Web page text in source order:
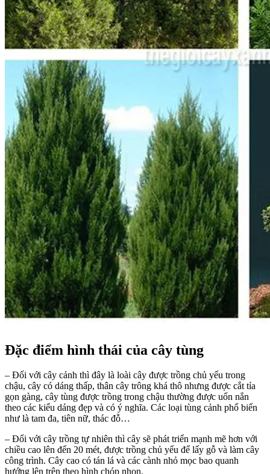
Đặc điểm hình thái của cây tùng
– Đối với cây cảnh thì đây là loài cây được trồng chủ yếu trong
chậu, cây có dáng thấp, thân cây trông khá thô nhưng được cắt tỉa
gọn gàng, cây tùng được trồng trong chậu thường được uốn nắn
theo các kiểu dáng đẹp và có ý nghĩa. Các loại tùng cảnh phổ biến
như là tam đa, tiên nữ, thác đỗ…
– Đối với cây trồng tự nhiên thì cây sẽ phát triển mạnh mẽ hơn với
chiều cao lên đến 20 mét, được trồng chủ yếu để lấy gỗ và làm cây
công trình. Cây cao có tán lá và các cành nhỏ mọc bao quanh
hướng lên trên theo hình chóp nhọn.